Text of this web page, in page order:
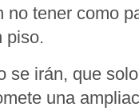
no tener como
piso.
se irán, que
una